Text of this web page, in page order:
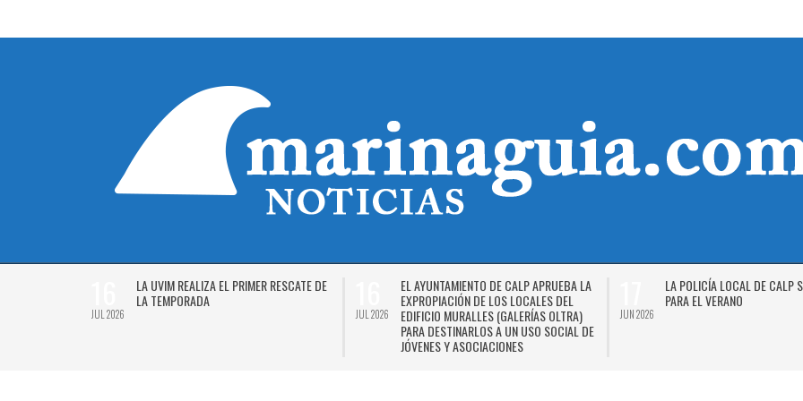
JUL 2026
LA UVIM REALIZA EL PRIMER RESCATE DE
LA TEMPORADA
JUL 2026
EL AYUNTAMIENTO DE CALP APRUEBA LA
EXPROPIACIÓN DE LOS LOCALES DEL
EDIFICIO MURALLES (GALERÍAS OLTRA)
PARA DESTINARLOS A UN USO SOCIAL DE
JÓVENES Y ASOCIACIONES
JUN 2026
LA POLICÍA LOCAL DE CALP
PARA EL VERANO